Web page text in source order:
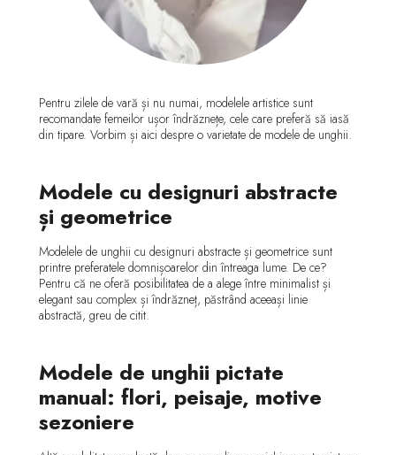
Pentru zilele de vară și nu numai, modelele artistice sunt
recomandate femeilor ușor îndrăznețe, cele care preferă să iasă
din tipare. Vorbim și aici despre o varietate de modele de unghii.
Modele cu designuri abstracte
și geometrice
Modelele de unghii cu designuri abstracte și geometrice sunt
printre preferatele domnișoarelor din întreaga lume. De ce?
Pentru că ne oferă posibilitatea de a alege între minimalist și
elegant sau complex și îndrăzneț, păstrând aceeași linie
abstractă, greu de citit.
Modele de unghii pictate
manual: flori, peisaje, motive
sezoniere